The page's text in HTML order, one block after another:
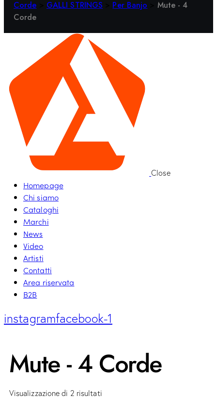
Corde GALLI STRINGS Per Banjo
Mute - 4
Corde
Close
Homepage
Chi siamo
Cataloghi
Marchi
News
Video
Artisti
Contatti
Area riservata
B2B
instagramfacebook-1
Mute - 4 Corde
Visualizzazione di 2 risultati